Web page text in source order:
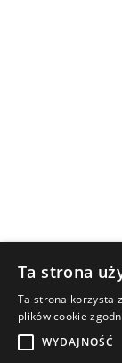
Ta strona
Ta strona korzysta
plików cookie
WYDAJNOŚĆ